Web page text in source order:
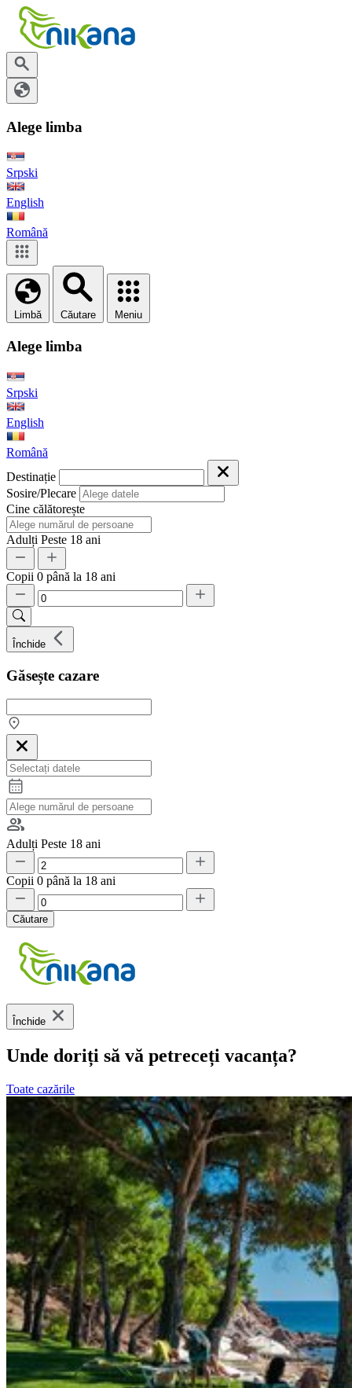
Alege limba
Srpski
English
Română
Limbă Căutare Meniu
Alege limba
Srpski
English
Română
Destinație
Sosire/Plecare
Cine călătorește
Adulți Peste 18 ani
Copii 0 până la 18 ani
Închide
Găsește cazare
Adulți Peste 18 ani
Copii 0 până la 18 ani
Căutare
Închide
Unde doriți să vă petreceți vacanța?
Toate cazările